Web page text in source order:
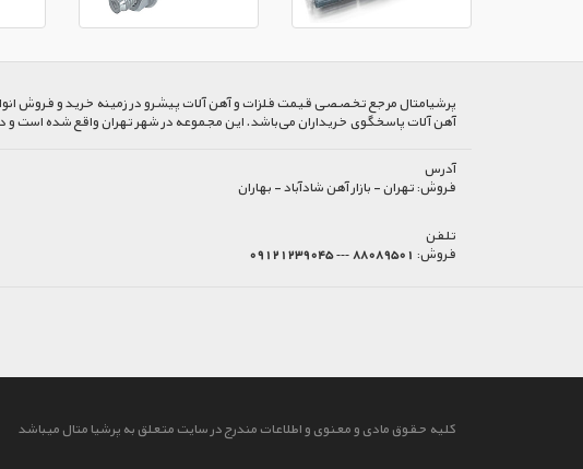
پرشیا‌متال مرجع تخصصی قیمت فلزات و آهن آلات پیشرو در زمینه خرید و فروش
آهن آلات پاسخگوی خریداران می‌باشد. این مجموعه در شهر تهران واقع شده است و
آدرس
فروش:تهران - بازار آهن شادآباد - بهاران
تلفن
فروش: 88089501 --- 09121239045
کلیه حقوق مادی و معنوی و اطلاعات مندرج در سایت متعلق به پرشیا متال میباشد